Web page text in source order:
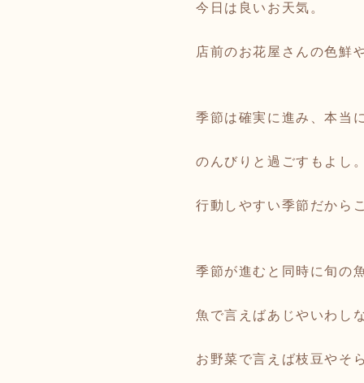
今日は良いお天気。
店前のお花屋さんの色鮮
季節は確実に進み、本当
のんびりと過ごすもよし
行動しやすい季節だから
季節が進むと同時に旬の
魚で言えばあじやいわし
お野菜で言えば枝豆やそ